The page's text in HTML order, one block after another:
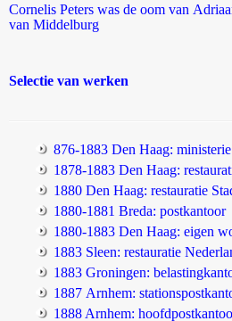
Cornelis Peters was de oom van
van Middelburg
Selectie van werken
876-1883 Den Haag:
1878-1883 Den Haag:
1880 Den Haag: restauratie
1880-1881 Breda: postkantoor
1880-1883 Den Haag: eigen
1883 Sleen: restauratie
1883 Groningen:
1887 Arnhem:
1888 Arnhem: